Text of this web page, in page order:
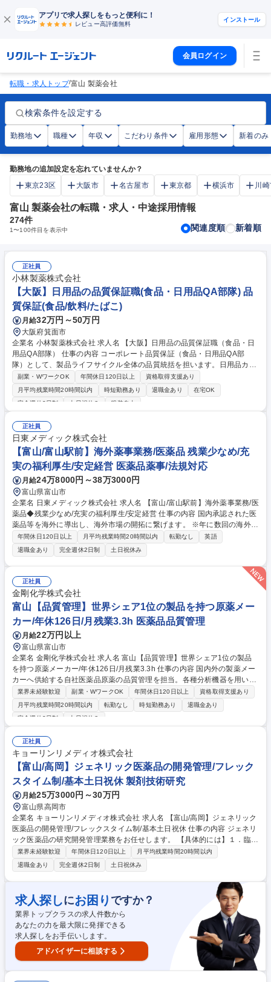
アプリで求人探しをもっと便利に！
レビュー高評価無料
インストール
会員ログイン
転職・求人トップ/富山 製薬会社
検索条件を設定する
勤務地 職種 年収 こだわり条件 雇用形態 新着のみ
勤務地の追加設定を忘れていませんか？
東京23区
大阪市 名古屋市 東京都 横浜市 川
富山 製薬会社の転職・求人・中途採用情報
274件
1〜100件目を表示中 関連度順 新着順
正社員
小林製薬株式会社
【大阪】日用品の品質保証職(食品・日用品QA部隊) 品
質保証(食品/飲料/たばこ)
月給32万円～50万円
大阪府箕面市
企業名 小林製薬株式会社 求人名 【大阪】日用品の品質保証職（食品・日
用品QA部隊） 仕事の内容 コーポレート品質保証（食品・日用品QA部
隊）として、製品ライフサイクル全体の品質統括を担います。日用品カテ
ゴリーにおける品質保証体制の強化、および次世代への業務継承・不具合
の未然防止をお任せします。 ・洗浄剤をはじめとする日用品カテゴリーの
品質保証業務全般 ・製品品質監査の計画と実行 ・品質不具合の分析と対
ティング等）との連携・折衝、新製品品質審査や出荷認証に関わる業務 ※
中長期的には、担当カテゴリーのメイン担当として会議に出席し、品質保
証に関する最終判断を行う責任者としての役割を期待しております。 募集
職種 【大阪】日用品の品質保証職（食品・日用品QA部隊）
副業・WワークOK 年間休日120日以上
資格取得支援あり
月平均残業時間20時間以内
時短勤務あり 退職金あり
在宅OK
完全週休2日制
土日祝休み 服装自由
正社員
日東メディック株式会社
【富山/富山駅前】海外薬事業務/医薬品 残業少なめ/充
実の福利厚生/安定経営 医薬品薬事/法規対応
月給24万8000円～38万3000円
富山県富山市
企業名 日東メディック株式会社 求人名 【富山/富山駅前】海外薬事業務/医
薬品◆残業少なめ/充実の福利厚生/安定経営 仕事の内容 国内承認された医
薬品等を海外に導出し、海外市場の開拓に繋げます。 ※年に数回の海外出
張を想定 ※業務上、日本語と英語両方を使用 【具体的には】 ・自社製品
の輸出に関わる海外薬事業務 （英語版医薬品申請書類の作成、翻訳、医薬
品登録申請、 医薬品輸出手配、市販後安全性調査業務サポート、製品マー
ケティング等） ・取引先との交渉、連絡、調整 募集職種 【富山/富山駅
前】海外薬事業務/医薬品◆残業少なめ/充実の福利厚生/安定経営
年間休日120日以上 月平均残業時間20時間以内 転勤なし
英語
退職金あり
完全週休2日制 土日祝休み
正社員
金剛化学株式会社
富山【品質管理】世界シェア1位の製品を持つ原薬メー
カー/年休126日/月残業3.3h 医薬品品質管理
月給22万円以上
富山県富山市
企業名 金剛化学株式会社 求人名 富山【品質管理】世界シェア1位の製品
を持つ原薬メーカー/年休126日/月残業3.3h 仕事の内容 国内外の製薬メー
カーへ供給する自社医薬品原薬の品質管理を担当。各種分析機器を用いて
試験検査や機器管理、文書作成を行い、世界シェア1位を誇る高品質な製
品づくりを技術面から支えます。 ～自社製品を支える大黒柱！HPで品質
へのこだわりを是非ご覧ください～ ■創業以来、医薬品原体を中心とする
産Only One、世界シェア1を誇る製品を持つ自社原薬が強みです。今後は
ジェネリック原薬にも注力予定。 ■品質管理面においては、最新の分析機
器/装置を配備。 募集職種 富山【品質管理】世界シェア1位の製品を持つ
原薬メーカー/年休126日/月残業3.3h
業界未経験歓迎 副業・WワークOK 年間休日120日以上
資格取得支援あり
月平均残業時間20時間以内
転勤なし 時短勤務あり
退職金あり
完全週休2日制
土日祝休み
正社員
キョーリンリメディオ株式会社
【富山/高岡】ジェネリック医薬品の開発管理/フレック
スタイム制/基本土日祝休 製剤技術研究
月給25万3000円～30万円
富山県高岡市
企業名 キョーリンリメディオ株式会社 求人名 【富山/高岡】ジェネリック
医薬品の開発管理/フレックスタイム制/基本土日祝休 仕事の内容 ジェネリ
ック医薬品の研究開発管理業務をお任せします。 【具体的には】１．臨床
試験に関する業務 ・臨床試験や非臨床試験の委託管理業務 ２．開発管理
に関する業務 ・後発医薬品研究開発のスケジュールとリソースの管理、調
整、事務手続き ・社内関係部門や社外との調整 ・複数テーマ間の課題の
洗い出し、整理による研究開発業務のサポート ・国内外パートナーとのコ
ミュニケーション、調整業務、研究開発サイドでの技術面、ビジネス面双
方の橋渡し ・その他定例会議や調整会議の設定、議事録作成、進行 等 募
集職種 【富山/高岡】ジェネリック医薬品の開発管理/フレックスタイム制/
基本土日祝休
業界未経験歓迎 年間休日120日以上
月平均残業時間20時間以内
退職金あり
完全週休2日制 土日祝休み
求人探しにお困り ですか？
業界トップクラスの求人件数から
あなたの力を最大限に発揮できる
求人探しをお手伝いします。
アドバイザーに相談する